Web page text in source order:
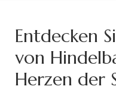
Entdecken
von
Herzen der